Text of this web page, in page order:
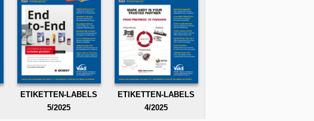
ETIKETTEN-LABELS
5/2025
ETIKETTEN-LABELS
4/2025